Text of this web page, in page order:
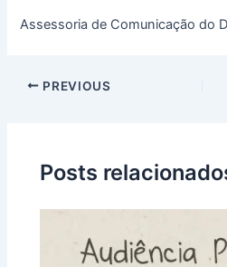
Assessoria de Comunicação do
PREVIOUS
Posts